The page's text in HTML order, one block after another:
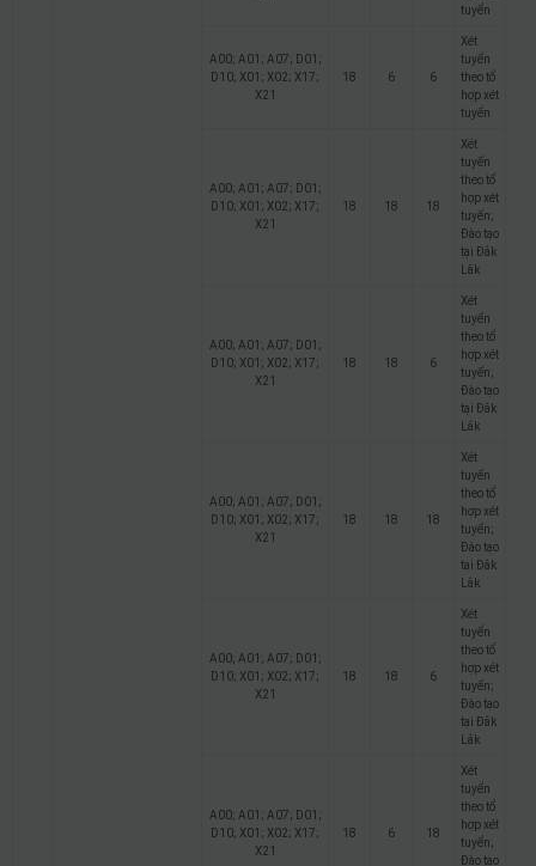
tuyển
A00; A01; A07; D01;
D10; X01; X02; X17;
X21
18 6 6
Xét
tuyển
theo tổ
hợp xét
tuyển
A00; A01; A07; D01;
D10; X01; X02; X17;
X21
18 18 18
Xét
tuyển
theo tổ
hợp xét
tuyển;
Đào tạo
tại Đắk
Lắk
A00; A01; A07; D01;
D10; X01; X02; X17;
X21
18 18 6
Xét
tuyển
theo tổ
hợp xét
tuyển;
Đào tạo
tại Đắk
Lắk
A00; A01; A07; D01;
D10; X01; X02; X17;
X21
18 18 18
Xét
tuyển
theo tổ
hợp xét
tuyển;
Đào tạo
tại Đắk
Lắk
A00; A01; A07; D01;
D10; X01; X02; X17;
X21
18 18 6
Xét
tuyển
theo tổ
hợp xét
tuyển;
Đào tạo
tại Đắk
Lắk
A00; A01; A07; D01;
D10; X01; X02; X17;
X21
18 6 18
Xét
tuyển
theo tổ
hợp xét
tuyển;
Đào tạo